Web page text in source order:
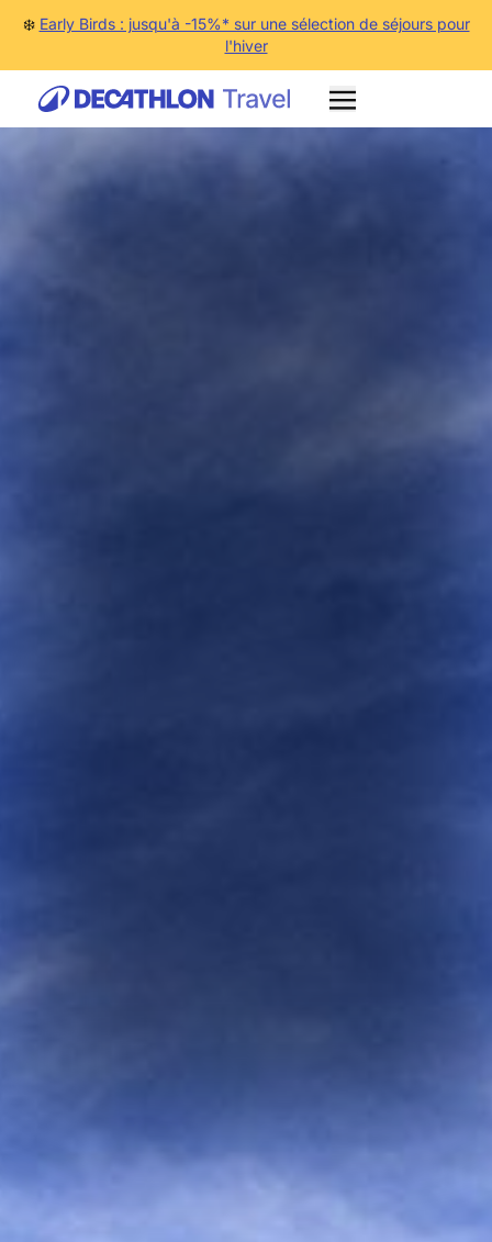
❄️ Early Birds : jusqu'à -15%* sur une sélection de séjours pour
l'hiver